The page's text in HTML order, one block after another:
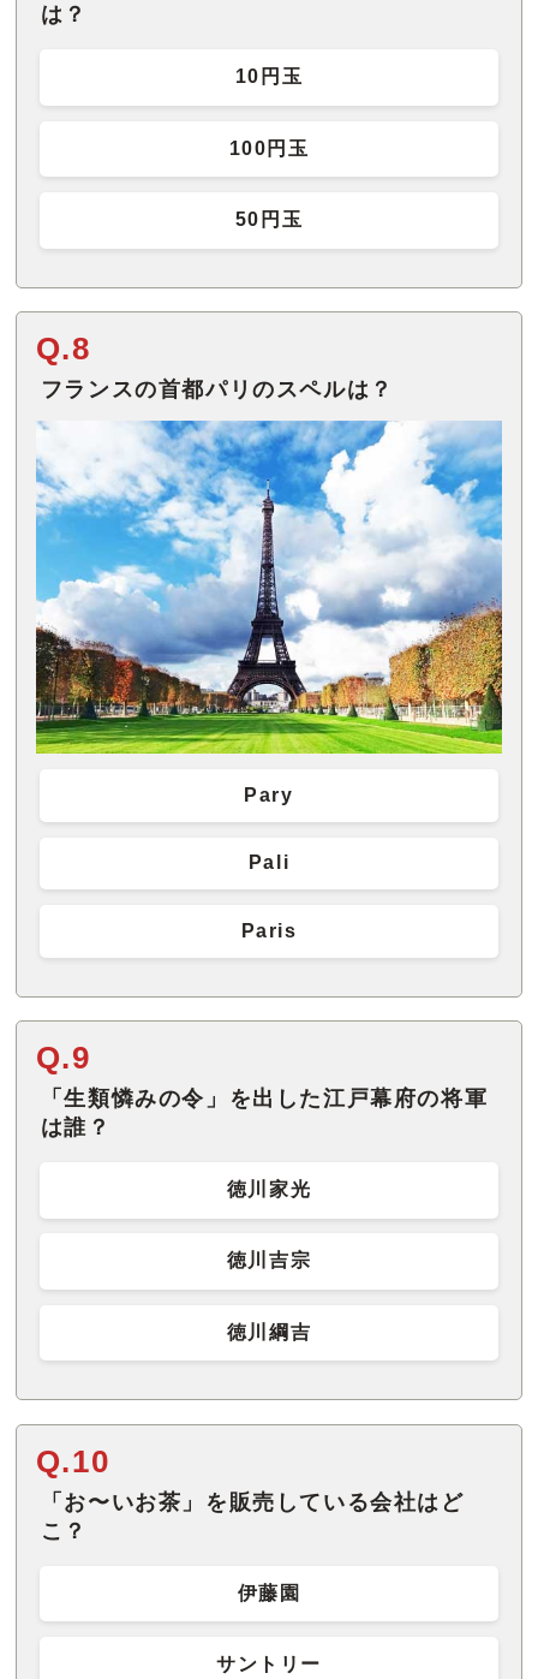
は？
10円玉
100円玉
50円玉
Q.8
フランスの首都パリのスペルは？
Pary
Pali
Paris
Q.9
「生類憐みの令」を出した江戸幕府の将軍
は誰？
徳川家光
徳川吉宗
徳川綱吉
Q.10
「お〜いお茶」を販売している会社はど
こ？
伊藤園
サントリー